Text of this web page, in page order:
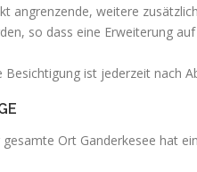
angrenzende, weitere
so dass eine Erweiterung
Besichtigung ist jederzeit nach
gesamte Ort Ganderkesee hat